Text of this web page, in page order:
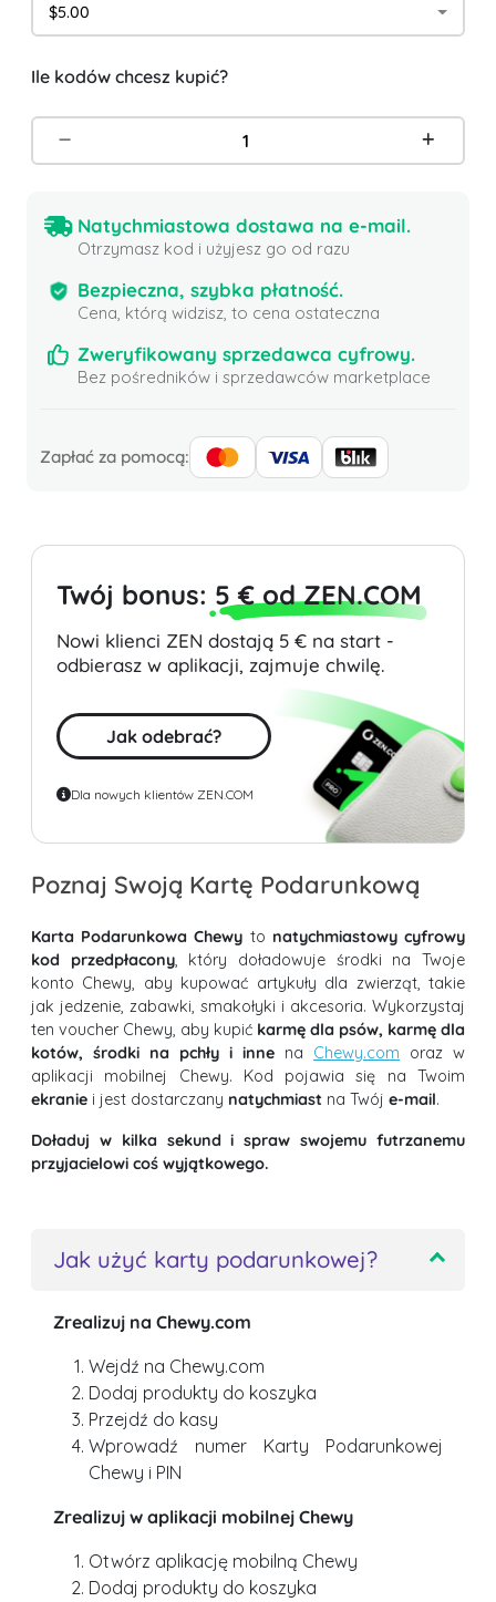
$5.00
Ile kodów chcesz kupić?
Natychmiastowa dostawa na e-mail.
Otrzymasz kod i użyjesz go od razu
Bezpieczna, szybka płatność.
Cena, którą widzisz, to cena ostateczna
Zweryfikowany sprzedawca cyfrowy.
Bez pośredników i sprzedawców marketplace
Zapłać za pomocą:
Twój bonus: 5 € od ZEN.COM
Nowi klienci ZEN dostają 5 € na start -
odbierasz w aplikacji, zajmuje chwilę.
Jak odebrać?
Dla nowych klientów ZEN.COM
Poznaj Swoją Kartę Podarunkową
Karta Podarunkowa Chewy to natychmiastowy cyfrowy
kod przedpłacony, który doładowuje środki na Twoje
konto Chewy, aby kupować artykuły dla zwierząt, takie
jak jedzenie, zabawki, smakołyki i akcesoria. Wykorzystaj
ten voucher Chewy, aby kupić karmę dla psów, karmę dla
kotów, środki na pchły i inne na Chewy.com oraz w
aplikacji mobilnej Chewy. Kod pojawia się na Twoim
ekranie i jest dostarczany natychmiast na Twój e-mail.
Doładuj w kilka sekund i spraw swojemu futrzanemu
przyjacielowi coś wyjątkowego.
Jak użyć karty podarunkowej?
Zrealizuj na Chewy.com
Wejdź na Chewy.com
Dodaj produkty do koszyka
Przejdź do kasy
Wprowadź numer Karty Podarunkowej
Chewy i PIN
Zrealizuj w aplikacji mobilnej Chewy
Otwórz aplikację mobilną Chewy
Dodaj produkty do koszyka